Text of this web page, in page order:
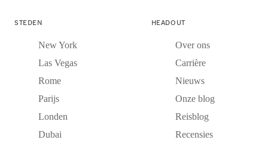
STEDEN
New York
Las Vegas
Rome
Parijs
Londen
Dubai
HEADOUT
Over ons
Carrière
Nieuws
Onze blog
Reisblog
Recensies